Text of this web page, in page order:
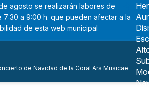
agosto se realizarán labores de
7:30 a 9:00 h. que pueden afectar a la
de esta web municipal
de Navidad de la Coral Ars Musicae